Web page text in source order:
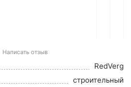
Написать отзыв
RedVerg
строительный